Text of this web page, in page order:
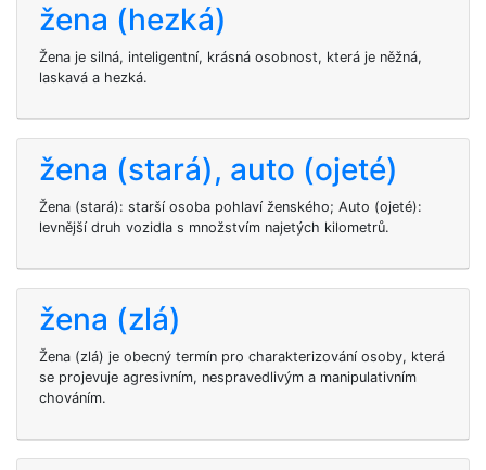
žena (hezká)
Žena je silná, inteligentní, krásná osobnost, která je něžná,
laskavá a hezká.
žena (stará), auto (ojeté)
Žena (stará): starší osoba pohlaví ženského; Auto (ojeté):
levnější druh vozidla s množstvím najetých kilometrů.
žena (zlá)
Žena (zlá) je obecný termín pro charakterizování osoby, která
se projevuje agresivním, nespravedlivým a manipulativním
chováním.